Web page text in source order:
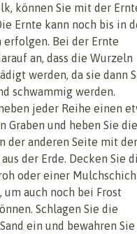
können Sie mit der
Ernte kann noch bis in
Bei der Ernte
an, dass die Wurzeln
werden, da sie dann
schwammig werden.
jeder Reihe einen
Graben und heben Sie die
der anderen Seite mit der
der Erde. Decken Sie
oder einer
um auch noch bei Frost
Schlagen Sie die
ein und bewahren Sie